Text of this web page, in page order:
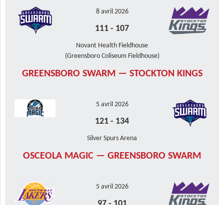
8 avril 2026
111 - 107
Novant Health Fieldhouse
(Greensboro Coliseum Fieldhouse)
GREENSBORO SWARM — STOCKTON KINGS
5 avril 2026
121 - 134
Silver Spurs Arena
OSCEOLA MAGIC — GREENSBORO SWARM
5 avril 2026